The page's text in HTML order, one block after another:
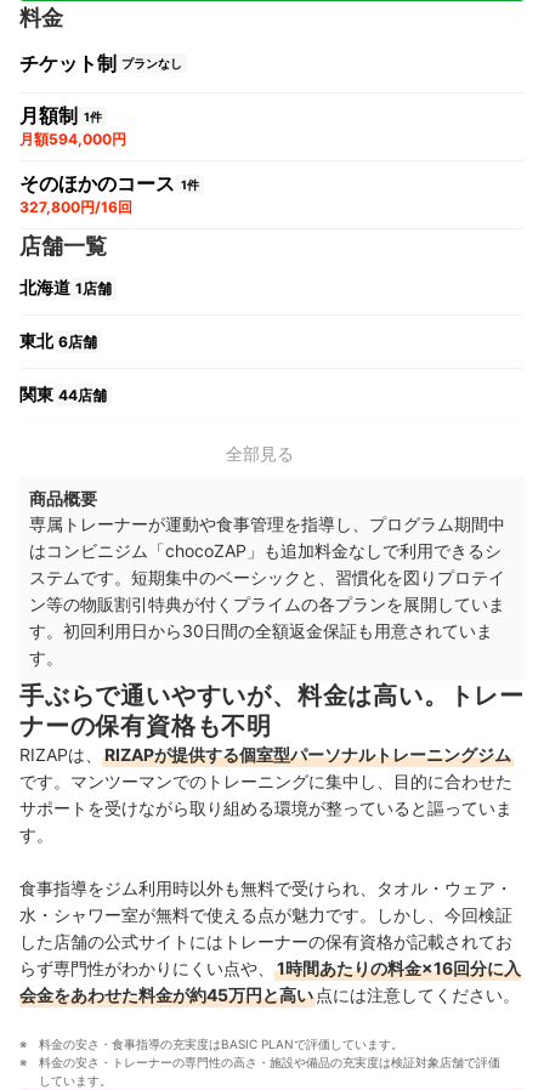
料金
チケット制 プランなし
月額制 1件
月額594,000円
そのほかのコース 1件
327,800円/16回
店舗一覧
北海道 1店舗
東北 6店舗
関東 44店舗
関西 18店舗
中国・四国 7店舗
九州・沖縄 12店舗
全部見る
商品概要
専属トレーナーが運動や食事管理を指導し、プログラム期間中
はコンビニジム「chocoZAP」も追加料金なしで利用できるシ
ステムです。短期集中のベーシックと、習慣化を図りプロテイ
ン等の物販割引特典が付くプライムの各プランを展開していま
す。初回利用日から30日間の全額返金保証も用意されていま
す。
手ぶらで通いやすいが、料金は高い。トレー
ナーの保有資格も不明
RIZAPは、
RIZAPが提供する個室型パーソナルトレーニングジム
です。マンツーマンでのトレーニングに集中し、目的に合わせた
サポートを受けながら取り組める環境が整っていると謳っていま
す。
食事指導をジム利用時以外も無料で受けられ、タオル・ウェア・
水・シャワー室が無料で使える点が魅力です。しかし、今回検証
した店舗の公式サイトにはトレーナーの保有資格が記載されてお
らず専門性がわかりにくい点や、
1時間あたりの料金×16回分に入
会金をあわせた料金が約45万円と高い点には注意してください。
料金の安さ・食事指導の充実度はBASIC PLANで評価しています。
料金の安さ・トレーナーの専門性の高さ・施設や備品の充実度は検証対象店舗で評価
しています。